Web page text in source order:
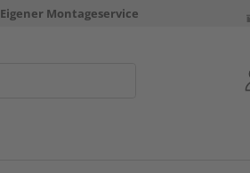
Eigener Montageservice